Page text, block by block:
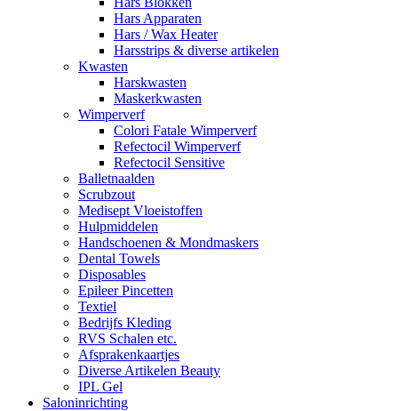
Hars Apparaten
Hars / Wax Heater
Harsstrips & diverse artikelen
Kwasten
Harskwasten
Maskerkwasten
Wimperverf
Colori Fatale Wimperverf
Refectocil Wimperverf
Refectocil Sensitive
Balletnaalden
Scrubzout
Medisept Vloeistoffen
Hulpmiddelen
Handschoenen & Mondmaskers
Dental Towels
Disposables
Epileer Pincetten
Textiel
Bedrijfs Kleding
RVS Schalen etc.
Afsprakenkaartjes
Diverse Artikelen Beauty
IPL Gel
Saloninrichting